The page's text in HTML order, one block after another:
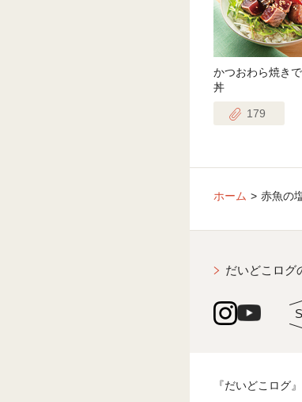
かつおわら焼き
丼
179
ホーム 赤魚の
だいどこログ
『だいどこログ